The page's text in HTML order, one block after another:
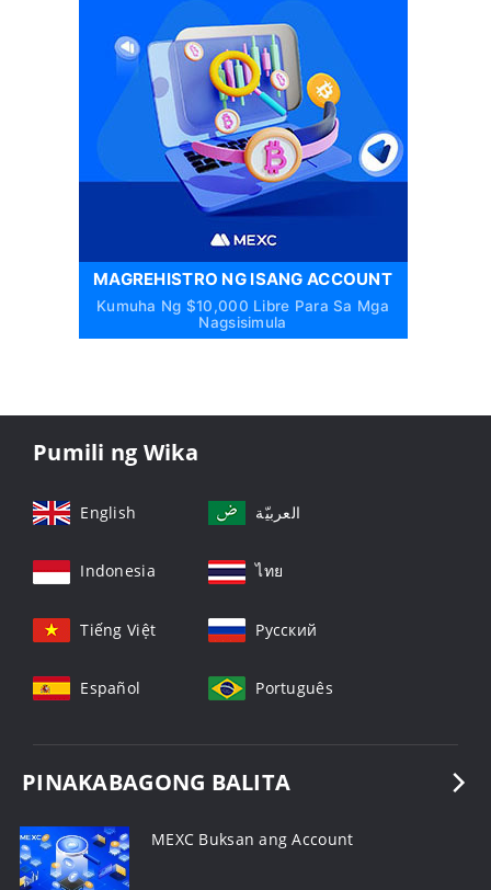
MAGREHISTRO NG ISANG ACCOUNT
Kumuha Ng $10,000 Libre Para Sa Mga
Nagsisimula
Pumili ng Wika
English العربيّة
Indonesia ไทย
Tiếng Việt Русский
Español Português
PINAKABAGONG BALITA
MEXC Buksan ang Account